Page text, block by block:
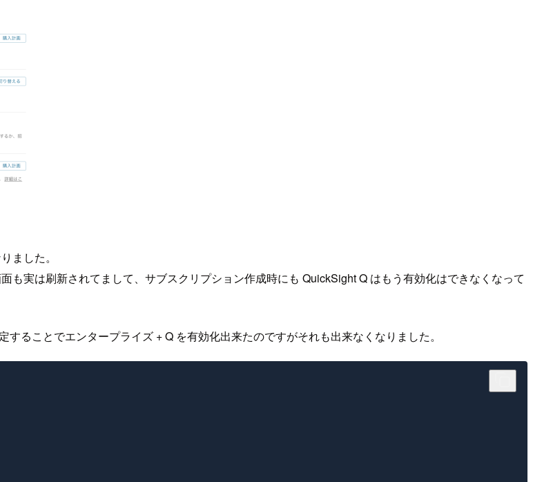
ました。
も実は刷新されてまして、サブスクリプション作成時にも QuickSight Q はもう有効化はできなくなって
することでエンタープライズ + Q を有効化出来たのですがそれも出来なくなりました。